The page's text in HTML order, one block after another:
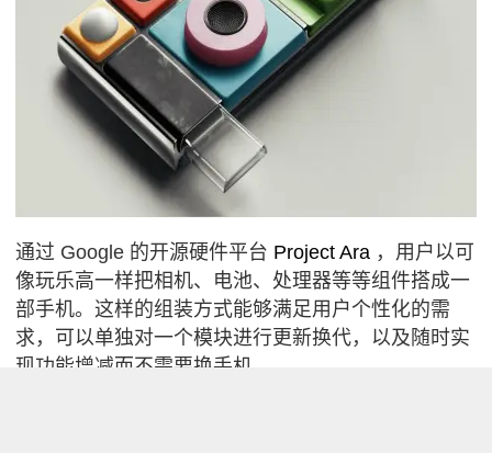
通过 Google 的开源硬件平台 Project Ara ，用户以可
像玩乐高一样把相机、电池、处理器等等组件搭成一
部手机。这样的组装方式能够满足用户个性化的需
求，可以单独对一个模块进行更新换代，以及随时实
现功能增减而不需要换手机。